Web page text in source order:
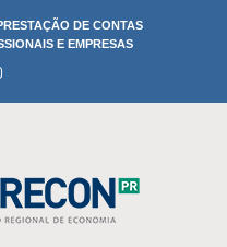
DE CONTAS
E EMPRESAS